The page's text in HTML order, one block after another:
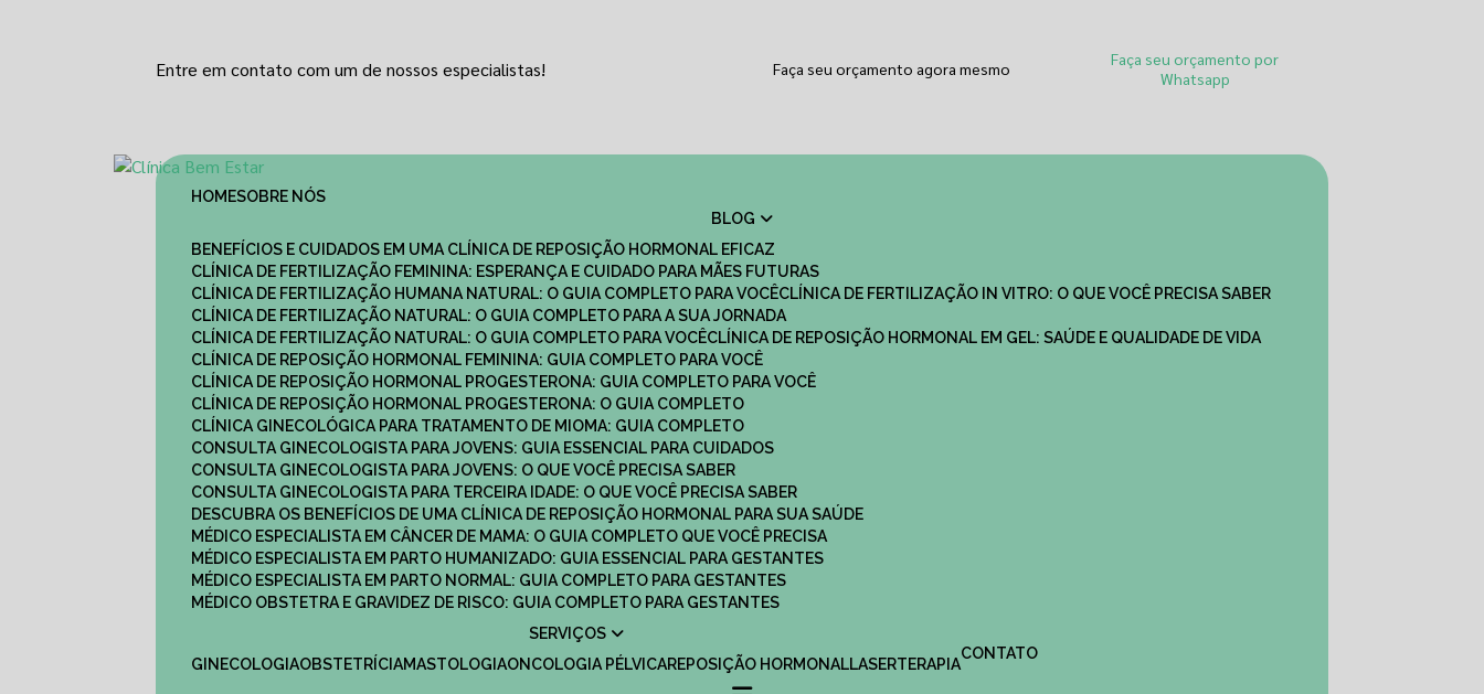
Entre em contato com um de nossos especialistas! Faça seu orçamento agora mesmo
Faça seu orçamento por
Whatsapp
HOME
SOBRE NÓS
BLOG
BENEFÍCIOS E CUIDADOS EM UMA CLÍNICA DE REPOSIÇÃO HORMONAL EFICAZ
CLÍNICA DE FERTILIZAÇÃO FEMININA: ESPERANÇA E CUIDADO PARA MÃES FUTURAS
CLÍNICA DE FERTILIZAÇÃO HUMANA NATURAL: O GUIA COMPLETO PARA VOCÊ
CLÍNICA DE FERTILIZAÇÃO IN VITRO: O QUE VOCÊ PRECISA SABER
CLÍNICA DE FERTILIZAÇÃO NATURAL: O GUIA COMPLETO PARA A SUA JORNADA
CLÍNICA DE FERTILIZAÇÃO NATURAL: O GUIA COMPLETO PARA VOCÊ
CLÍNICA DE REPOSIÇÃO HORMONAL EM GEL: SAÚDE E QUALIDADE DE VIDA
CLÍNICA DE REPOSIÇÃO HORMONAL FEMININA: GUIA COMPLETO PARA VOCÊ
CLÍNICA DE REPOSIÇÃO HORMONAL PROGESTERONA: GUIA COMPLETO PARA VOCÊ
CLÍNICA DE REPOSIÇÃO HORMONAL PROGESTERONA: O GUIA COMPLETO
CLÍNICA GINECOLÓGICA PARA TRATAMENTO DE MIOMA: GUIA COMPLETO
CONSULTA GINECOLOGISTA PARA JOVENS: GUIA ESSENCIAL PARA CUIDADOS
CONSULTA GINECOLOGISTA PARA JOVENS: O QUE VOCÊ PRECISA SABER
CONSULTA GINECOLOGISTA PARA TERCEIRA IDADE: O QUE VOCÊ PRECISA SABER
DESCUBRA OS BENEFÍCIOS DE UMA CLÍNICA DE REPOSIÇÃO HORMONAL PARA SUA SAÚDE
MÉDICO ESPECIALISTA EM CÂNCER DE MAMA: O GUIA COMPLETO QUE VOCÊ PRECISA
MÉDICO ESPECIALISTA EM PARTO HUMANIZADO: GUIA ESSENCIAL PARA GESTANTES
MÉDICO ESPECIALISTA EM PARTO NORMAL: GUIA COMPLETO PARA GESTANTES
MÉDICO OBSTETRA E GRAVIDEZ DE RISCO: GUIA COMPLETO PARA GESTANTES
SERVIÇOS
GINECOLOGIA
OBSTETRÍCIA MASTOLOGIA ONCOLOGIA PÉLVICA REPOSIÇÃO HORMONAL LASERTERAPIA
CONTATO